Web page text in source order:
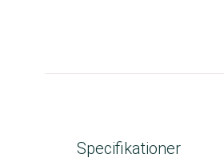
Specifikationer